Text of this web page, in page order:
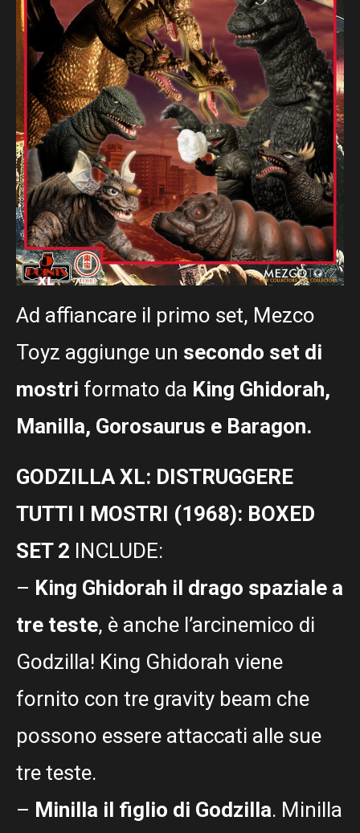
Ad affiancare il primo set, Mezco
Toyz aggiunge un secondo set di
mostri formato da King Ghidorah,
Manilla, Gorosaurus e Baragon.
GODZILLA XL: DISTRUGGERE
TUTTI I MOSTRI (1968): BOXED
SET 2 INCLUDE:
– King Ghidorah il drago spaziale a
tre teste, è anche l’arcinemico di
Godzilla! King Ghidorah viene
fornito con tre gravity beam che
possono essere attaccati alle sue
tre teste.
– Minilla il figlio di Godzilla. Minilla